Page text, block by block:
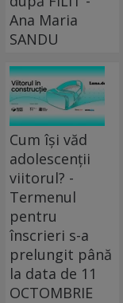
Ana Maria
SANDU
Cum își văd
adolescenții
viitorul? -
Termenul
pentru
înscrieri s-a
prelungit până
la data de 11
OCTOMBRIE